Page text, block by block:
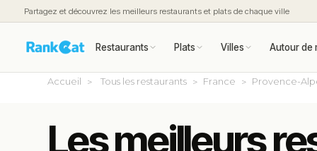
Partagez et découvrez les meilleurs restaurants et plats de chaque ville
Restaurants Plats Villes Autour de
Accueil Tous les restaurants France Provence-
Les meilleurs